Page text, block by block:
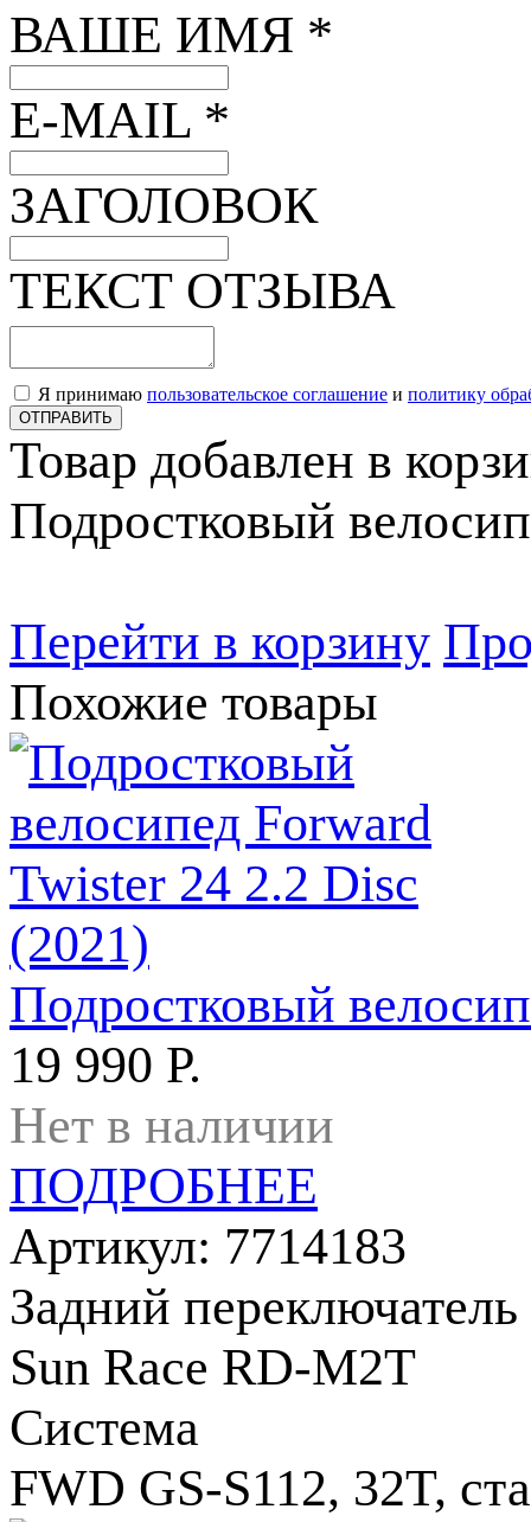
ВАШЕ ИМЯ *
E-MAIL *
ЗАГОЛОВОК
ТЕКСТ ОТЗЫВА
Я принимаю пользовательское соглашение и политику
ОТПРАВИТЬ
Товар добавлен в
Подростковый
Перейти в корзину
Похожие товары
Подростковый
19 990 Р.
Нет в наличии
ПОДРОБНЕЕ
Артикул: 7714183
Задний переключатель
Sun Race RD-M2T
Система
FWD GS-S112, 32T,